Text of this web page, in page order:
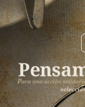
Saltar
al
contenido